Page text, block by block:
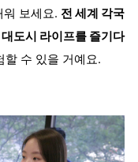
보세요. 전 세계 각국
도시 라이프를 즐기다
할 수 있을 거예요.